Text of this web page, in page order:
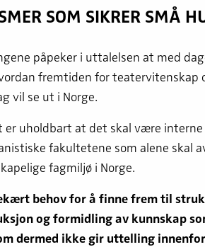
SOM SIKRER SMÅ
påpeker i uttalelsen at med
fremtiden for teatervitenskap
vil se ut i Norge.
er uholdbart at det skal være
fakultetene som alene skal
fagmiljø i Norge.
behov for å finne frem til
og formidling av kunnskap
dermed ikke gir uttelling